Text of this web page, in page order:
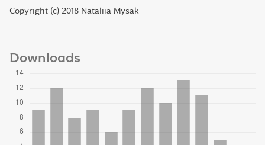
Copyright (c) 2018 Nataliia Mysak
Downloads